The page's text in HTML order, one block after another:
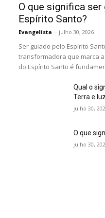
O que significa ser
Espírito Santo?
Evangelista - julho 30, 2026
Ser guiado pelo Espírito
transformadora que marca
do Espírito Santo é
Qual o
Terra e
julho 30,
O que
julho 30,